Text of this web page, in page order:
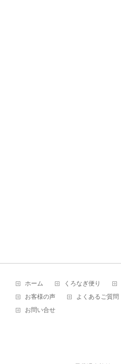
ホーム くろなぎ便り
お客様の声
よくあるご質問
お問い合せ